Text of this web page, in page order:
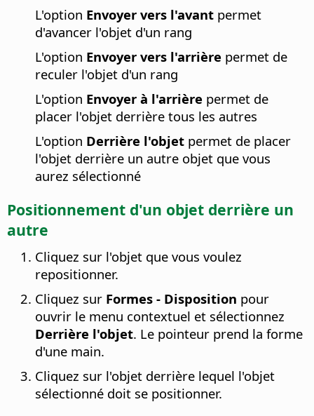
L'option Envoyer vers l'avant permet
d'avancer l'objet d'un rang
L'option Envoyer vers l'arrière permet de
reculer l'objet d'un rang
L'option Envoyer à l'arrière permet de
placer l'objet derrière tous les autres
L'option Derrière l'objet permet de placer
l'objet derrière un autre objet que vous
aurez sélectionné
Positionnement d'un objet derrière un
autre
Cliquez sur l'objet que vous voulez
repositionner.
Cliquez sur Formes - Disposition pour
ouvrir le menu contextuel et sélectionnez
Derrière l'objet. Le pointeur prend la forme
d'une main.
Cliquez sur l'objet derrière lequel l'objet
sélectionné doit se positionner.